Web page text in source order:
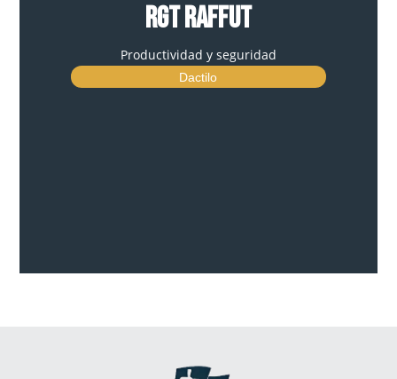
RGT RAFFUT
Productividad y seguridad
Dactilo